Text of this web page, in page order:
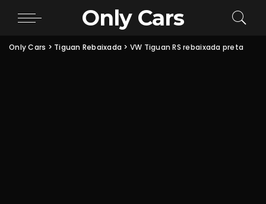
Only Cars
Only Cars > Tiguan Rebaixada > VW Tiguan RS rebaixada preta